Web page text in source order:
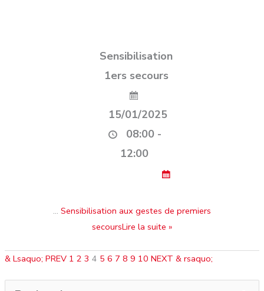
Sensibilisation
1ers secours
15/01/2025
08:00 -
12:00
… Sensibilisation aux gestes de premiers
secoursLire la suite »
& Lsaquo; PREV 1 2 3 4 5 6 7 8 9 10 NEXT & rsaquo;